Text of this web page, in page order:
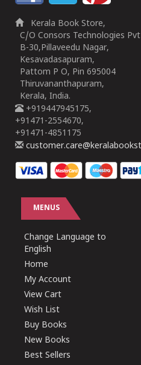
Kerala Book Store,
C/O Consors Technologies
B-30,Pillaveedu Nagar,
Kesavadasapuram,
Pattom P O, Pin 695004
Thiruvananthapuram,
Kerala, India.
+919447945175,
+91471-2554670,
+91471-4851175
MENUS
Change Language to
English
Home
My Account
View Cart
Wish List
Buy Books
New Books
Best Sellers